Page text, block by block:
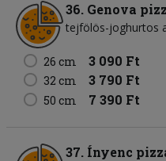
36. Genova
tejfölös-joghurtos
26 cm 3 090 Ft
32 cm 3 790 Ft
50 cm 7 390 Ft
37. Ínyenc